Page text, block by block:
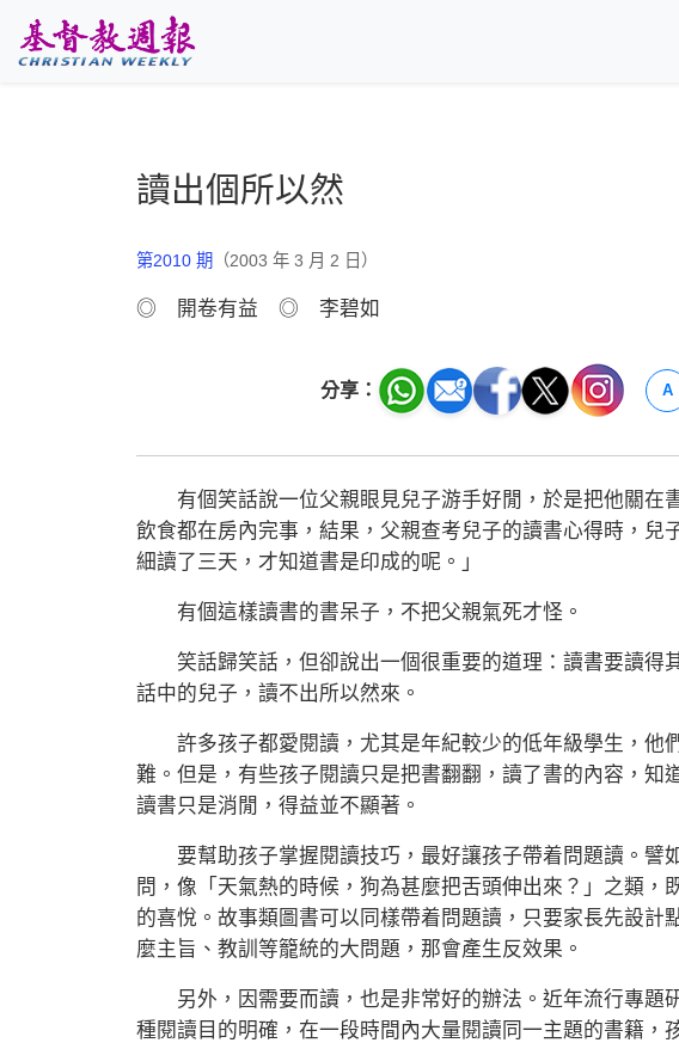
讀出個所以然
第2010 期 （2003 年 3 月 2 日）
◎ 開卷有益 ◎ 李碧如
分享： A
有個笑話說一位父親眼見兒子游手好閒，於是把他關在
飲食都在房內完事，結果，父親查考兒子的讀書心得時，兒
細讀了三天，才知道書是印成的呢。」
有個這樣讀書的書呆子，不把父親氣死才怪。
笑話歸笑話，但卻說出一個很重要的道理：讀書要讀得
話中的兒子，讀不出所以然來。
許多孩子都愛閱讀，尤其是年紀較少的低年級學生，他
難。但是，有些孩子閱讀只是把書翻翻，讀了書的內容，知
讀書只是消閒，得益並不顯著。
要幫助孩子掌握閱讀技巧，最好讓孩子帶着問題讀。譬
問，像「天氣熱的時候，狗為甚麼把舌頭伸出來？」之類，
的喜悅。故事類圖書可以同樣帶着問題讀，只要家長先設計
麼主旨、教訓等籠統的大問題，那會產生反效果。
另外，因需要而讀，也是非常好的辦法。近年流行專題
種閱讀目的明確，在一段時間內大量閱讀同一主題的書籍，